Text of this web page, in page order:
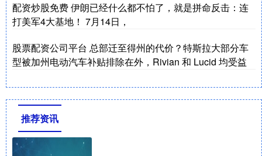
配资炒股免费 伊朗已经什么都不怕了，就是拼命反击：连
打美军4大基地！ 7月14日，
股票配资公司平台 总部迁至得州的代价？特斯拉大部分车
型被加州电动汽车补贴排除在外，Rivian 和 Lucid 均受益
推荐资讯